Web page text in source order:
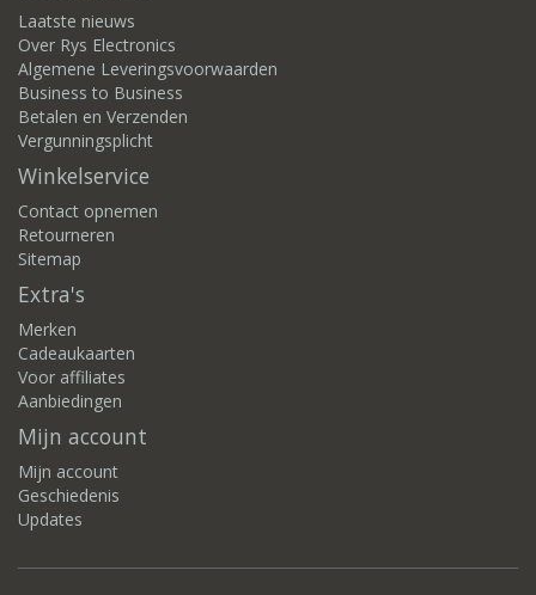
Laatste nieuws
Over Rys Electronics
Algemene Leveringsvoorwaarden
Business to Business
Betalen en Verzenden
Vergunningsplicht
Winkelservice
Contact opnemen
Retourneren
Sitemap
Extra's
Merken
Cadeaukaarten
Voor affiliates
Aanbiedingen
Mijn account
Mijn account
Geschiedenis
Updates